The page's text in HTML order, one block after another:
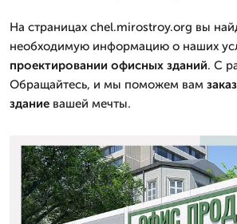
На страницах chel.mirostroy.org вы
необходимую информацию о наших
проектировании офисных зданий. С
Обращайтесь, и мы поможем вам
здание вашей мечты.